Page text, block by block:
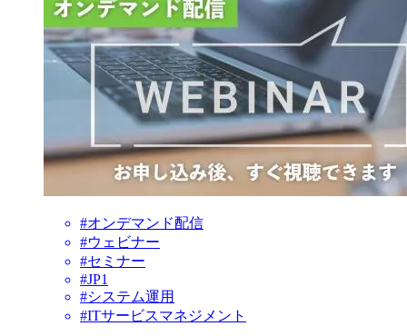
#オンデマンド配信
#ウェビナー
#セミナー
#JP1
#システム運用
#ITサービスマネジメント